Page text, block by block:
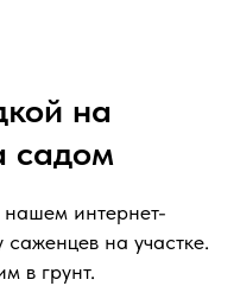
на
садом
интернет-
саженцев на участке.
в грунт.